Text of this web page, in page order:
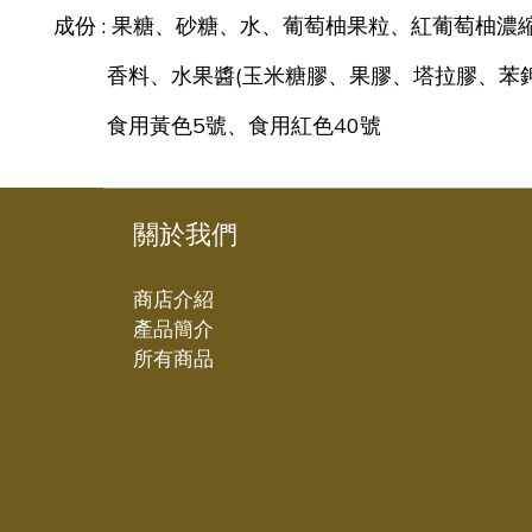
成份 : 果糖、砂糖、水、葡萄柚果粒、紅葡萄柚濃
香料、水果醬(玉米糖膠、果膠、塔拉膠、苯
食用黃色5號、食用紅色40號
關於我們
商店介紹
產品簡介
所有商品